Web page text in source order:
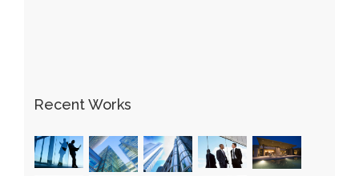
Recent Works